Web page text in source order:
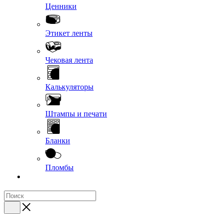
Ценники
Этикет ленты
Чековая лента
Калькуляторы
Штампы и печати
Бланки
Пломбы